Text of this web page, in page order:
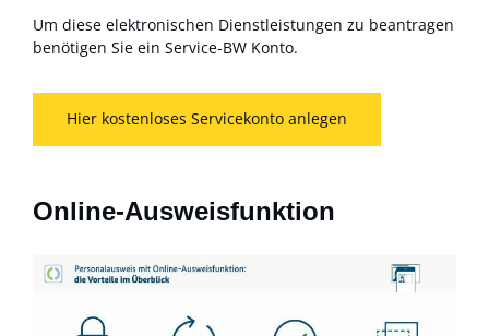
Um diese elektronischen Dienstleistungen zu beantragen
benötigen Sie ein Service-BW Konto.
Hier kostenloses Servicekonto anlegen
Online-Ausweisfunktion